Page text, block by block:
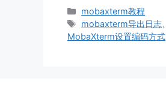
分
类
mobaxterm教程
标
签
mobaxterm导出日志
MobaXterm设置编码方式